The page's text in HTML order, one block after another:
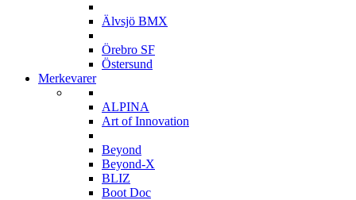
Älvsjö BMX
Örebro SF
Östersund
Merkevarer
ALPINA
Art of Innovation
Beyond
Beyond-X
BLIZ
Boot Doc